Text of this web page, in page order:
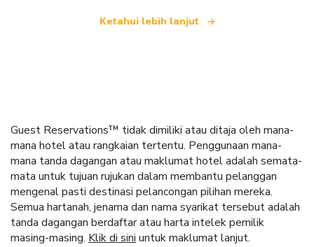
Ketahui lebih lanjut
Guest Reservations™ tidak dimiliki atau ditaja oleh mana-
mana hotel atau rangkaian tertentu. Penggunaan mana-
mana tanda dagangan atau maklumat hotel adalah semata-
mata untuk tujuan rujukan dalam membantu pelanggan
mengenal pasti destinasi pelancongan pilihan mereka.
Semua hartanah, jenama dan nama syarikat tersebut adalah
tanda dagangan berdaftar atau harta intelek pemilik
masing-masing. Klik di sini untuk maklumat lanjut.